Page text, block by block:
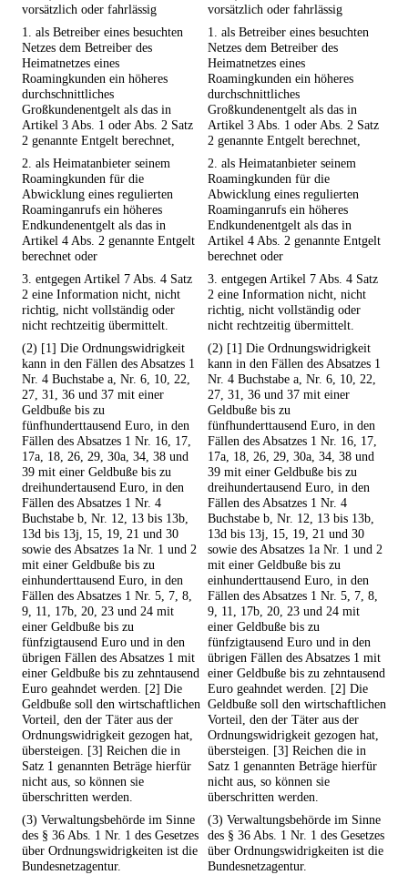
vorsätzlich oder fahrlässig
vorsätzlich oder fahrlässig
1. als Betreiber eines besuchten
Netzes dem Betreiber des
Heimatnetzes eines
Roamingkunden ein höheres
durchschnittliches
Großkundenentgelt als das in
Artikel 3 Abs. 1 oder Abs. 2 Satz
2 genannte Entgelt berechnet,
1. als Betreiber eines besuchten
Netzes dem Betreiber des
Heimatnetzes eines
Roamingkunden ein höheres
durchschnittliches
Großkundenentgelt als das in
Artikel 3 Abs. 1 oder Abs. 2 Satz
2 genannte Entgelt berechnet,
2. als Heimatanbieter seinem
Roamingkunden für die
Abwicklung eines regulierten
Roaminganrufs ein höheres
Endkundenentgelt als das in
Artikel 4 Abs. 2 genannte Entgelt
berechnet oder
2. als Heimatanbieter seinem
Roamingkunden für die
Abwicklung eines regulierten
Roaminganrufs ein höheres
Endkundenentgelt als das in
Artikel 4 Abs. 2 genannte Entgelt
berechnet oder
3. entgegen Artikel 7 Abs. 4 Satz
2 eine Information nicht, nicht
richtig, nicht vollständig oder
nicht rechtzeitig übermittelt.
3. entgegen Artikel 7 Abs. 4 Satz
2 eine Information nicht, nicht
richtig, nicht vollständig oder
nicht rechtzeitig übermittelt.
(2) [1] Die Ordnungswidrigkeit
kann in den Fällen des Absatzes 1
Nr. 4 Buchstabe a, Nr. 6, 10, 22,
27, 31, 36 und 37 mit einer
Geldbuße bis zu
fünfhunderttausend Euro, in den
Fällen des Absatzes 1 Nr. 16, 17,
17a, 18, 26, 29, 30a, 34, 38 und
39 mit einer Geldbuße bis zu
dreihundertausend Euro, in den
Fällen des Absatzes 1 Nr. 4
Buchstabe b, Nr. 12, 13 bis 13b,
13d bis 13j, 15, 19, 21 und 30
sowie des Absatzes 1a Nr. 1 und 2
mit einer Geldbuße bis zu
einhunderttausend Euro, in den
Fällen des Absatzes 1 Nr. 5, 7, 8,
9, 11, 17b, 20, 23 und 24 mit
einer Geldbuße bis zu
fünfzigtausend Euro und in den
übrigen Fällen des Absatzes 1 mit
einer Geldbuße bis zu zehntausend
Euro geahndet werden. [2] Die
Geldbuße soll den wirtschaftlichen
Vorteil, den der Täter aus der
Ordnungswidrigkeit gezogen hat,
übersteigen. [3] Reichen die in
Satz 1 genannten Beträge hierfür
nicht aus, so können sie
überschritten werden.
(2) [1] Die Ordnungswidrigkeit
kann in den Fällen des Absatzes 1
Nr. 4 Buchstabe a, Nr. 6, 10, 22,
27, 31, 36 und 37 mit einer
Geldbuße bis zu
fünfhunderttausend Euro, in den
Fällen des Absatzes 1 Nr. 16, 17,
17a, 18, 26, 29, 30a, 34, 38 und
39 mit einer Geldbuße bis zu
dreihundertausend Euro, in den
Fällen des Absatzes 1 Nr. 4
Buchstabe b, Nr. 12, 13 bis 13b,
13d bis 13j, 15, 19, 21 und 30
sowie des Absatzes 1a Nr. 1 und 2
mit einer Geldbuße bis zu
einhunderttausend Euro, in den
Fällen des Absatzes 1 Nr. 5, 7, 8,
9, 11, 17b, 20, 23 und 24 mit
einer Geldbuße bis zu
fünfzigtausend Euro und in den
übrigen Fällen des Absatzes 1 mit
einer Geldbuße bis zu zehntausend
Euro geahndet werden. [2] Die
Geldbuße soll den wirtschaftlichen
Vorteil, den der Täter aus der
Ordnungswidrigkeit gezogen hat,
übersteigen. [3] Reichen die in
Satz 1 genannten Beträge hierfür
nicht aus, so können sie
überschritten werden.
(3) Verwaltungsbehörde im Sinne
des § 36 Abs. 1 Nr. 1 des Gesetzes
über Ordnungswidrigkeiten ist die
Bundesnetzagentur.
(3) Verwaltungsbehörde im Sinne
des § 36 Abs. 1 Nr. 1 des Gesetzes
über Ordnungswidrigkeiten ist die
Bundesnetzagentur.